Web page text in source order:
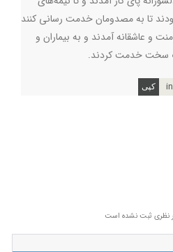
تا به مصدومان خدمت رسانی کنند
و عاشقانه آمدند و به بیماران و
سخت خدمت کردند.
نظری ثبت نشده است